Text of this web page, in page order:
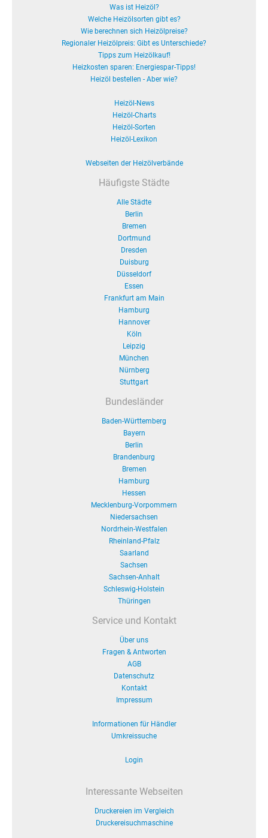
Was ist Heizöl?
Welche Heizölsorten gibt es?
Wie berechnen sich Heizölpreise?
Regionaler Heizölpreis: Gibt es Unterschiede?
Tipps zum Heizölkauf!
Heizkosten sparen: Energiespar-Tipps!
Heizöl bestellen - Aber wie?
Heizöl-News
Heizöl-Charts
Heizöl-Sorten
Heizöl-Lexikon
Webseiten der Heizölverbände
Häufigste Städte
Alle Städte
Berlin
Bremen
Dortmund
Dresden
Duisburg
Düsseldorf
Essen
Frankfurt am Main
Hamburg
Hannover
Köln
Leipzig
München
Nürnberg
Stuttgart
Bundesländer
Baden-Württemberg
Bayern
Berlin
Brandenburg
Bremen
Hamburg
Hessen
Mecklenburg-Vorpommern
Niedersachsen
Nordrhein-Westfalen
Rheinland-Pfalz
Saarland
Sachsen
Sachsen-Anhalt
Schleswig-Holstein
Thüringen
Service und Kontakt
Über uns
Fragen & Antworten
AGB
Datenschutz
Kontakt
Impressum
Informationen für Händler
Umkreissuche
Login
Interessante Webseiten
Druckereien im Vergleich
Druckereisuchmaschine